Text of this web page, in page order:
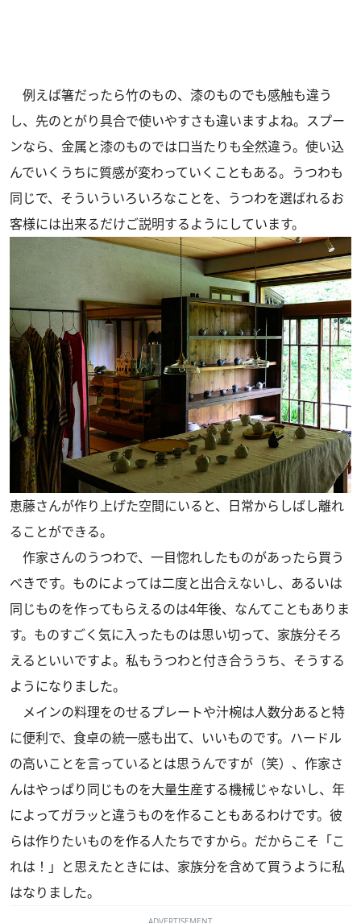
例えば箸だったら竹のもの、漆のものでも感触も違う
し、先のとがり具合で使いやすさも違いますよね。スプー
ンなら、金属と漆のものでは口当たりも全然違う。使い込
んでいくうちに質感が変わっていくこともある。うつわも
同じで、そういういろいろなことを、うつわを選ばれるお
客様には出来るだけご説明するようにしています。
恵藤さんが作り上げた空間にいると、日常からしばし離れ
ることができる。
作家さんのうつわで、一目惚れしたものがあったら買う
べきです。ものによっては二度と出合えないし、あるいは
同じものを作ってもらえるのは4年後、なんてこともありま
す。ものすごく気に入ったものは思い切って、家族分そろ
えるといいですよ。私もうつわと付き合ううち、そうする
ようになりました。
メインの料理をのせるプレートや汁椀は人数分あると特
に便利で、食卓の統一感も出て、いいものです。ハードル
の高いことを言っているとは思うんですが（笑）、作家さ
んはやっぱり同じものを大量生産する機械じゃないし、年
によってガラッと違うものを作ることもあるわけです。彼
らは作りたいものを作る人たちですから。だからこそ「こ
れは！」と思えたときには、家族分を含めて買うように私
はなりました。